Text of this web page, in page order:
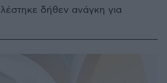
δήθεν ανάγκη για